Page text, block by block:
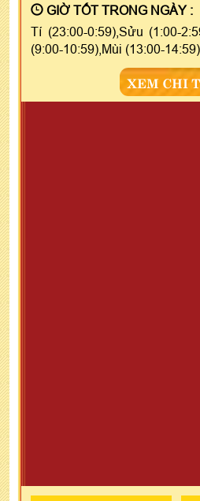
GIỜ TỐT TRONG NGÀY :
Tí (23:00-0:59),Sửu (1:00-
(9:00-10:59),Mùi (13:00-
XEM CHI